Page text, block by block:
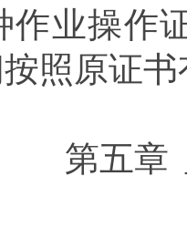
作业操作
照原证
第五章